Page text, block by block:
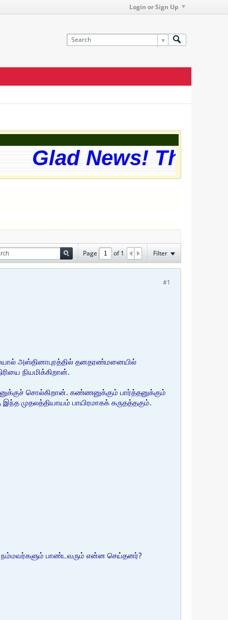
Login or Sign Up
Glad News! The
Page of1 Filter
#1
அஸ்தினாபுரத்தில் தனதரண்மனையில்
நியமிக்கிறான்.
சொல்கிறான். கண்ணனுக்கும் பார்த்தனுக்கும்
முதலத்தியாயம் பாயிரமாகக் கருதத்தகும்.
நம்மவர்களும் பாண்டவரும் என்ன செய்தனர்?